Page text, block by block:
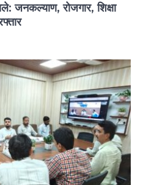
जनकल्याण, रोजगार, शिक्षा